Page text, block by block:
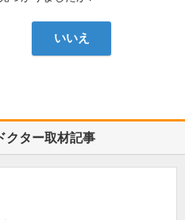
いいえ
クター取材記事